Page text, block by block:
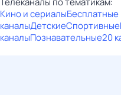
Кино и сериалыБесплатные
каналыДетскиеСпортивные
каналыПознавательные20